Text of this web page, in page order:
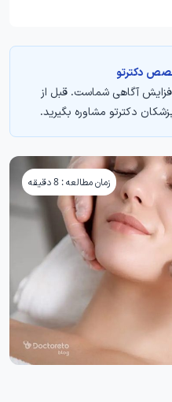
دکترتو
آگاهی شماست. قبل از
دکترتو مشاوره بگیرید.
زمان مطالعه : 8 دقیقه